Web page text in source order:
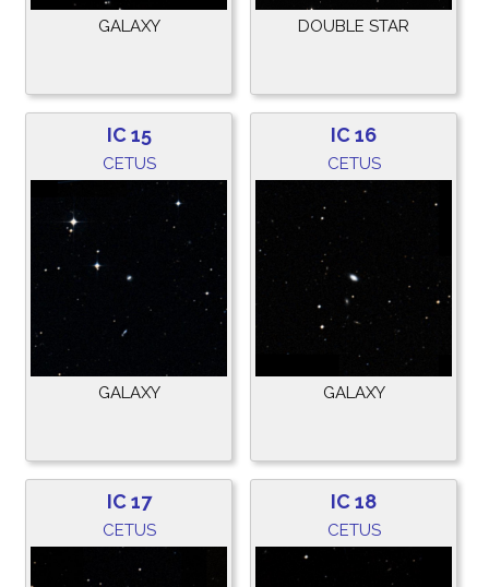
GALAXY DOUBLE STAR
IC 15
CETUS
GALAXY
IC 16
CETUS
GALAXY
IC 17
CETUS
IC 18
CETUS